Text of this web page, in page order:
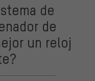
de
de
un reloj